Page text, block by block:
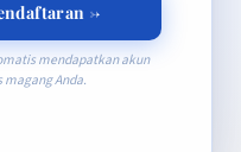
→
mendapatkan akun
Anda.